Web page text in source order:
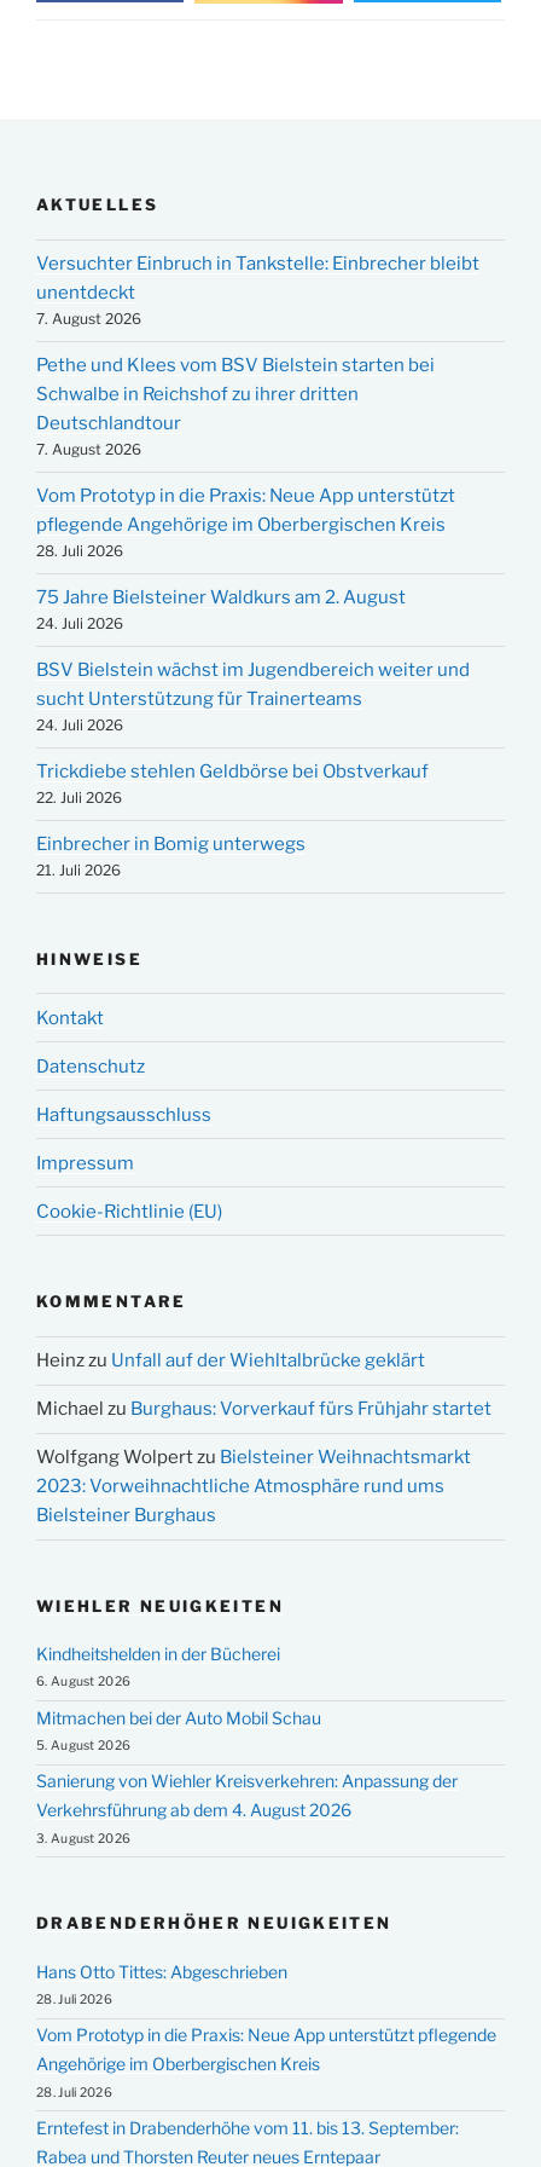
AKTUELLES
Versuchter Einbruch in Tankstelle: Einbrecher bleibt
unentdeckt
7. August 2026
Pethe und Klees vom BSV Bielstein starten bei
Schwalbe in Reichshof zu ihrer dritten
Deutschlandtour
7. August 2026
Vom Prototyp in die Praxis: Neue App unterstützt
pflegende Angehörige im Oberbergischen Kreis
28. Juli 2026
75 Jahre Bielsteiner Waldkurs am 2. August
24. Juli 2026
BSV Bielstein wächst im Jugendbereich weiter und
sucht Unterstützung für Trainerteams
24. Juli 2026
Trickdiebe stehlen Geldbörse bei Obstverkauf
22. Juli 2026
Einbrecher in Bomig unterwegs
21. Juli 2026
HINWEISE
Kontakt
Datenschutz
Haftungsausschluss
Impressum
Cookie-Richtlinie (EU)
KOMMENTARE
Heinzzu Unfall auf der Wiehltalbrücke geklärt
Michael zu Burghaus: Vorverkauf fürs Frühjahr startet
Wolfgang Wolpertzu Bielsteiner Weihnachtsmarkt
2023: Vorweihnachtliche Atmosphäre rund ums
Bielsteiner Burghaus
WIEHLER NEUIGKEITEN
Kindheitshelden in der Bücherei
6. August 2026
Mitmachen bei der Auto Mobil Schau
5. August 2026
Sanierung von Wiehler Kreisverkehren: Anpassung der
Verkehrsführung ab dem 4. August 2026
3. August 2026
DRABENDERHÖHER NEUIGKEITEN
Hans Otto Tittes: Abgeschrieben
28. Juli 2026
Vom Prototyp in die Praxis: Neue App unterstützt pflegende
Angehörige im Oberbergischen Kreis
28. Juli 2026
Erntefest in Drabenderhöhe vom 11. bis 13. September:
Rabea und Thorsten Reuter neues Erntepaar